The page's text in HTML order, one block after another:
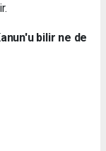
bilir ne de